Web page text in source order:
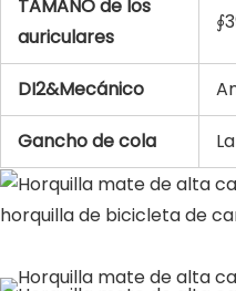
TAMAÑO de los
auriculares
DI2&Mecánico
Gancho de cola